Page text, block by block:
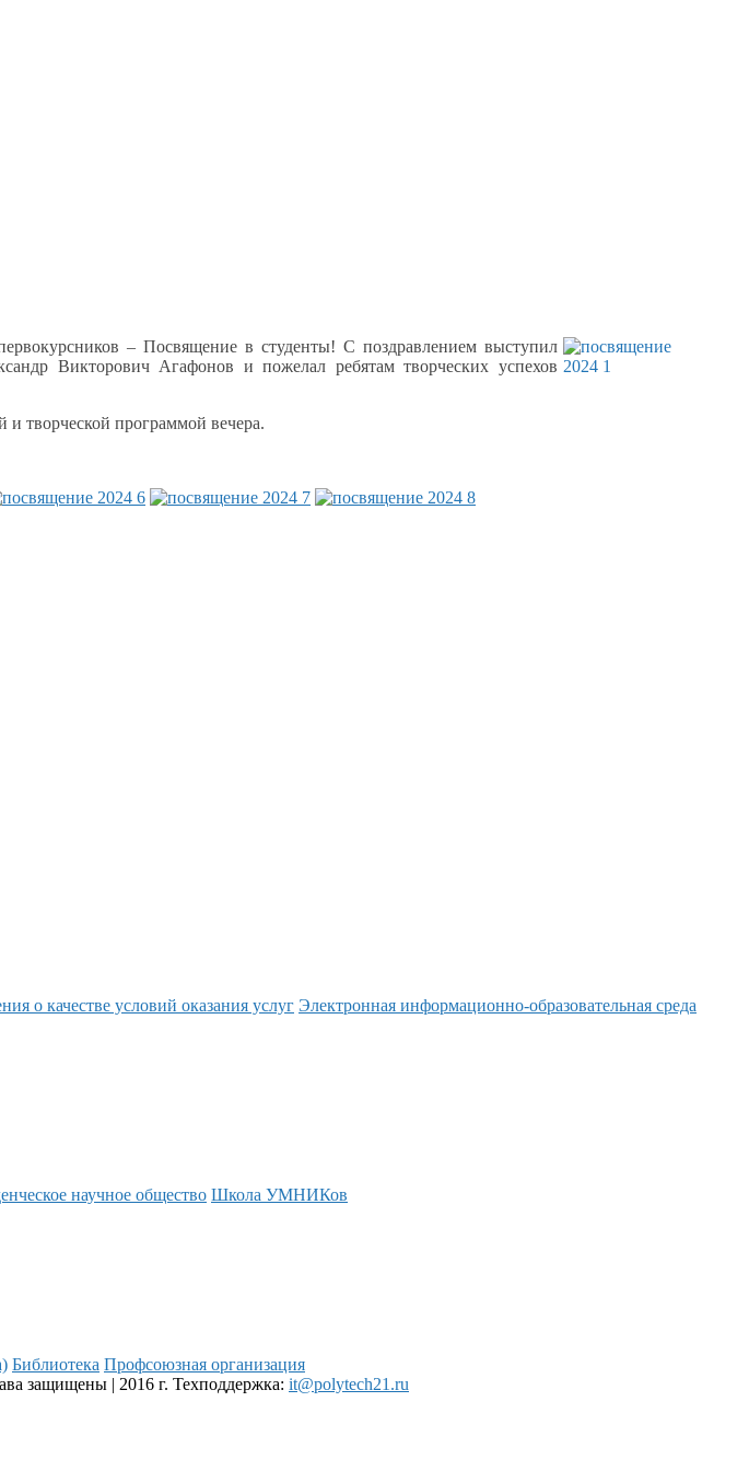
– Посвящение в студенты! С поздравлением выступил
Викторович Агафонов и пожелал ребятам творческих успехов
и творческой программой вечера.
о качестве условий оказания услуг Электронная информационно-образовательная среда
научное общество Школа УМНИКов
Библиотека Профсоюзная организация
защищены | 2016 г. Техподдержка: it@polytech21.ru